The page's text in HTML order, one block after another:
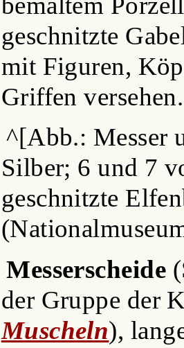
geschnitzte
mit Figuren,
Griffen
^[Abb.: Messer
Silber; 6 und 7
geschnitzte
Messerscheide
der Gruppe der
Muscheln),